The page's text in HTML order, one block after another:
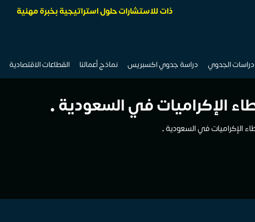
ذات للاستشارات حلول استراتيجية بخبرة مهنية
دراسات الجدوي دراسة جدوي اكسبريس نماذج أعمالنا القطاعات الاقتصادية
الإكراميات في السعودية •
الإكراميات في السعودية •